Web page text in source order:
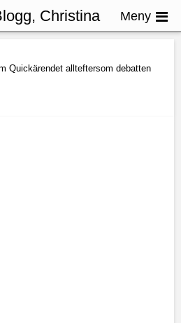
Quickärendet allteftersom debatten
Christina
Meny